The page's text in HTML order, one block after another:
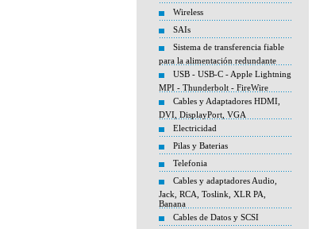
Wireless
SAIs
Sistema de transferencia fiable
para la alimentación redundante
USB - USB-C - Apple Lightning
MPI - Thunderbolt - FireWire
Cables y Adaptadores HDMI,
DVI, DisplayPort, VGA
Electricidad
Pilas y Baterias
Telefonia
Cables y adaptadores Audio,
Jack, RCA, Toslink, XLR PA,
Banana
Cables de Datos y SCSI